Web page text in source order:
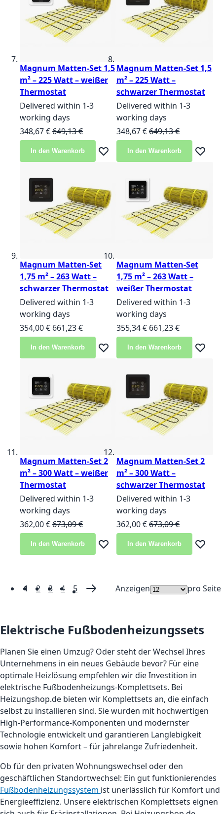
Magnum Matten-Set 1,5
m² – 225 Watt – weißer
Thermostat
Delivered within 1-3
working days
Sonderangebot
348,67 €Normalpreis
649,13 €
In den Warenkorb Zur Wunschliste hinzufügen
Magnum Matten-Set 1,5
m² – 225 Watt –
schwarzer Thermostat
Delivered within 1-3
working days
Sonderangebot
348,67 €Normalpreis
649,13 €
In den Warenkorb Zur
Magnum Matten-Set
1,75 m² – 263 Watt –
schwarzer Thermostat
Delivered within 1-3
working days
Sonderangebot
354,00 €Normalpreis
661,23 €
In den Warenkorb Zur Wunschliste hinzufügen
Magnum Matten-Set
1,75 m² – 263 Watt –
weißer Thermostat
Delivered within 1-3
working days
Sonderangebot
355,34 €Normalpreis
661,23 €
In den Warenkorb Zur
Magnum Matten-Set 2
m² – 300 Watt – weißer
Thermostat
Delivered within 1-3
working days
Sonderangebot
362,00 €Normalpreis
673,09 €
In den Warenkorb Zur Wunschliste hinzufügen
Magnum Matten-Set 2
m² – 300 Watt –
schwarzer Thermostat
Delivered within 1-3
working days
Sonderangebot
362,00 €Normalpreis
673,09 €
In den Warenkorb Zur
Seite Du liest gerade Seite
1 Seite
2 Seite
3 Seite
4 Seite
5 Seite
Weiter Anzeigen pro Seite
Elektrische Fußbodenheizungssets
Planen Sie einen Umzug? Oder steht der Wechsel Ihres
Unternehmens in ein neues Gebäude bevor? Für eine
optimale Heizlösung empfehlen wir die Investition in
elektrische Fußbodenheizungs-Komplettsets. Bei
Heizungshop.de bieten wir Komplettsets an, die einfach
selbst zu installieren sind. Sie wurden mit hochwertigen
High-Performance-Komponenten und modernster
Technologie entwickelt und garantieren Langlebigkeit
sowie hohen Komfort – für jahrelange Zufriedenheit.
Ob für den privaten Wohnungswechsel oder den
geschäftlichen Standortwechsel: Ein gut funktionierendes
Fußbodenheizungssystem ist unerlässlich für Komfort und
Energieeffizienz. Unsere elektrischen Komplettsets eignen